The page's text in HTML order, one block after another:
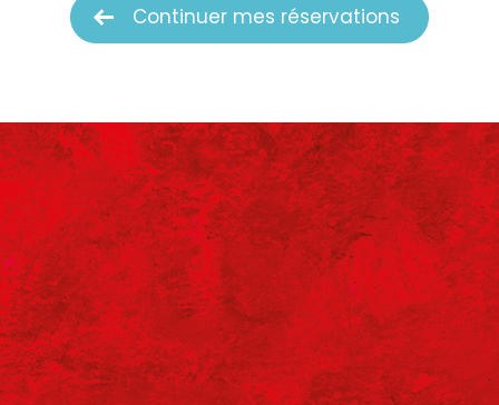
Continuer mes réservations